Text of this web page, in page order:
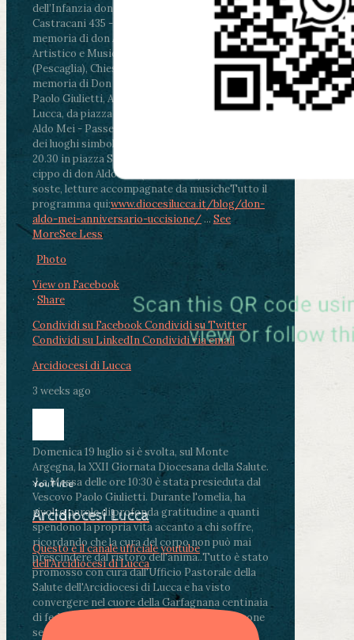
dell’Infanzia don Aldo Mei - Viale Castruccio
Castracani 435 - Inaugurazione murales in
memoria di don Aldo Mei curato dal Liceo
Artistico e Musicale “Passaglia”
ore 18 - Fiano
(Pescaglia), Chiesa parrocchiale - Messa in
memoria di Don Aldo Mei celebrata da mons.
Paolo Giulietti, Arcivescovo di Lucca
ore 20.30 -
Lucca, da piazza San Michele al Cippo di don
Aldo Mei - Passeggiata della Memoria in alcuni
dei luoghi simbolo della città. Ritrovo alle ore
20.30 in piazza San Michele con conclusione al
cippo di don Aldo Mei (Porta Elisa). Durante le
soste, letture accompagnate da musicheTutto il
programma qui:www.diocesilucca.it/blog/don-
aldo-mei-anniversario-uccisione/ ... See
MoreSee Less
Photo
View on Facebook
· Share
Condividi su FacebookCondividi su Twitter
Condividi su LinkedInCondividi via email
Arcidiocesi di Lucca
3 weeks ago
Domenica 19 luglio si è svolta, sul Monte
Argegna, la XXII Giornata Diocesana della Salute.
.La Messa delle ore 10:30 è stata presieduta dal
Vescovo Paolo Giulietti. Durante l'omelia, ha
rivolto parole di profonda gratitudine a quanti
spendono la propria vita accanto a chi soffre,
ricordando che la cura del corpo non può mai
prescindere dal ristoro dell'anima..Tutto è stato
promosso con cura dall'Ufficio Pastorale della
Salute dell'Arcidiocesi di Lucca e ha visto
convergere nel cuore della Garfagnana centinaia
di fedeli, operatori sanitari, volontari e persone
segnate dalla malattia.
YouTube
Arcidiocesi Lucca
Questo è il canale ufficiale youtube
dell'Arcidiocesi di Lucca